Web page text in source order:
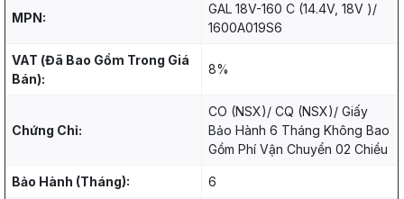
MPN:
GAL 18V-160 C (14.4V, 18V )/
1600A019S6
VAT (Đã Bao Gồm Trong Giá
Bán):
8%
Chứng Chỉ:
CO (NSX)/ CQ (NSX)/ Giấy
Bảo Hành 6 Tháng Không Bao
Gồm Phí Vận Chuyển 02 Chiều
Bảo Hành (Tháng): 6